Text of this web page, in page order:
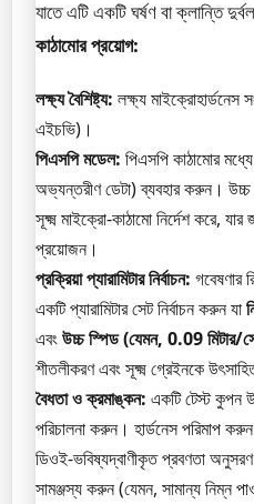
যাতে এটি একটি ঘর্ষণ বা ক্লান্তি
কাঠামোর প্রয়োগ:
লক্ষ্য বৈশিষ্ট্য: লক্ষ্য
এইচভি)।
পিএসপি মডেল: পিএসপি কাঠামোর
অভ্যন্তরীণ ডেটা) ব্যবহার করুন। উচ্চ
সূক্ষ্ম মাইক্রো-কাঠামো নির্দেশ করে,
প্রয়োজন।
প্রক্রিয়া প্যারামিটার নির্বাচন: গবেষণার
একটি প্যারামিটার সেট নির্বাচন করুন যা
এবংউচ্চ স্পিড (যেমন, 0.09 মিটার/
শীতলীকরণ এবং সূক্ষ্ম গ্রেইনকে
বৈধতা ও ক্রমাঙ্কন: একটি টেস্ট কুপন
পরিচালনা করুন। হার্ডনেস পরিমাপ
ডিওই-ভবিষ্যদ্বাণীকৃত প্রবণতা অনুসরণ
সামঞ্জস্য করুন (যেমন, সামান্য নিম্ন